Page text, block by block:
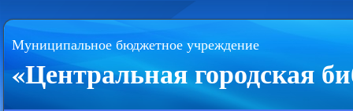
Муниципальное бюджетное учреждение
«Центральная городская